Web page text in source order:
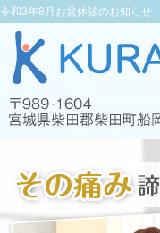
令和3年8月お盆休診のお知らせ |